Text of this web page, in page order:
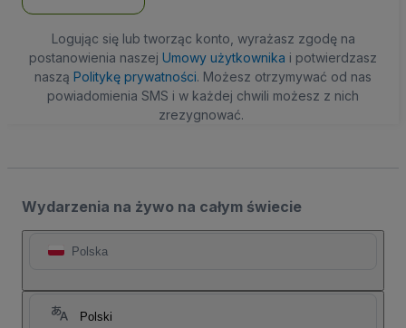
Logując się lub tworząc konto, wyrażasz zgodę na
postanowienia naszej Umowy użytkownika i potwierdzasz
naszą Politykę prywatności. Możesz otrzymywać od nas
powiadomienia SMS i w każdej chwili możesz z nich
zrezygnować.
Wydarzenia na żywo na całym świecie
Polska
Polski